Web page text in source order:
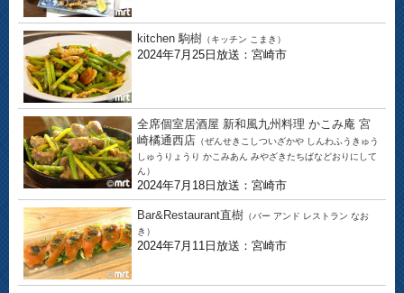
kitchen 駒樹 （キッチン こまき）
2024年7月25日放送：宮崎市
全席個室居酒屋 新和風九州料理 かこみ庵 宮
崎橘通西店 （ぜんせきこしついざかや しんわふうきゅう
しゅうりょうり かこみあん みやざきたちばなどおりにして
ん）
2024年7月18日放送：宮崎市
Bar&Restaurant直樹 （バー アンド レストラン なお
き）
2024年7月11日放送：宮崎市